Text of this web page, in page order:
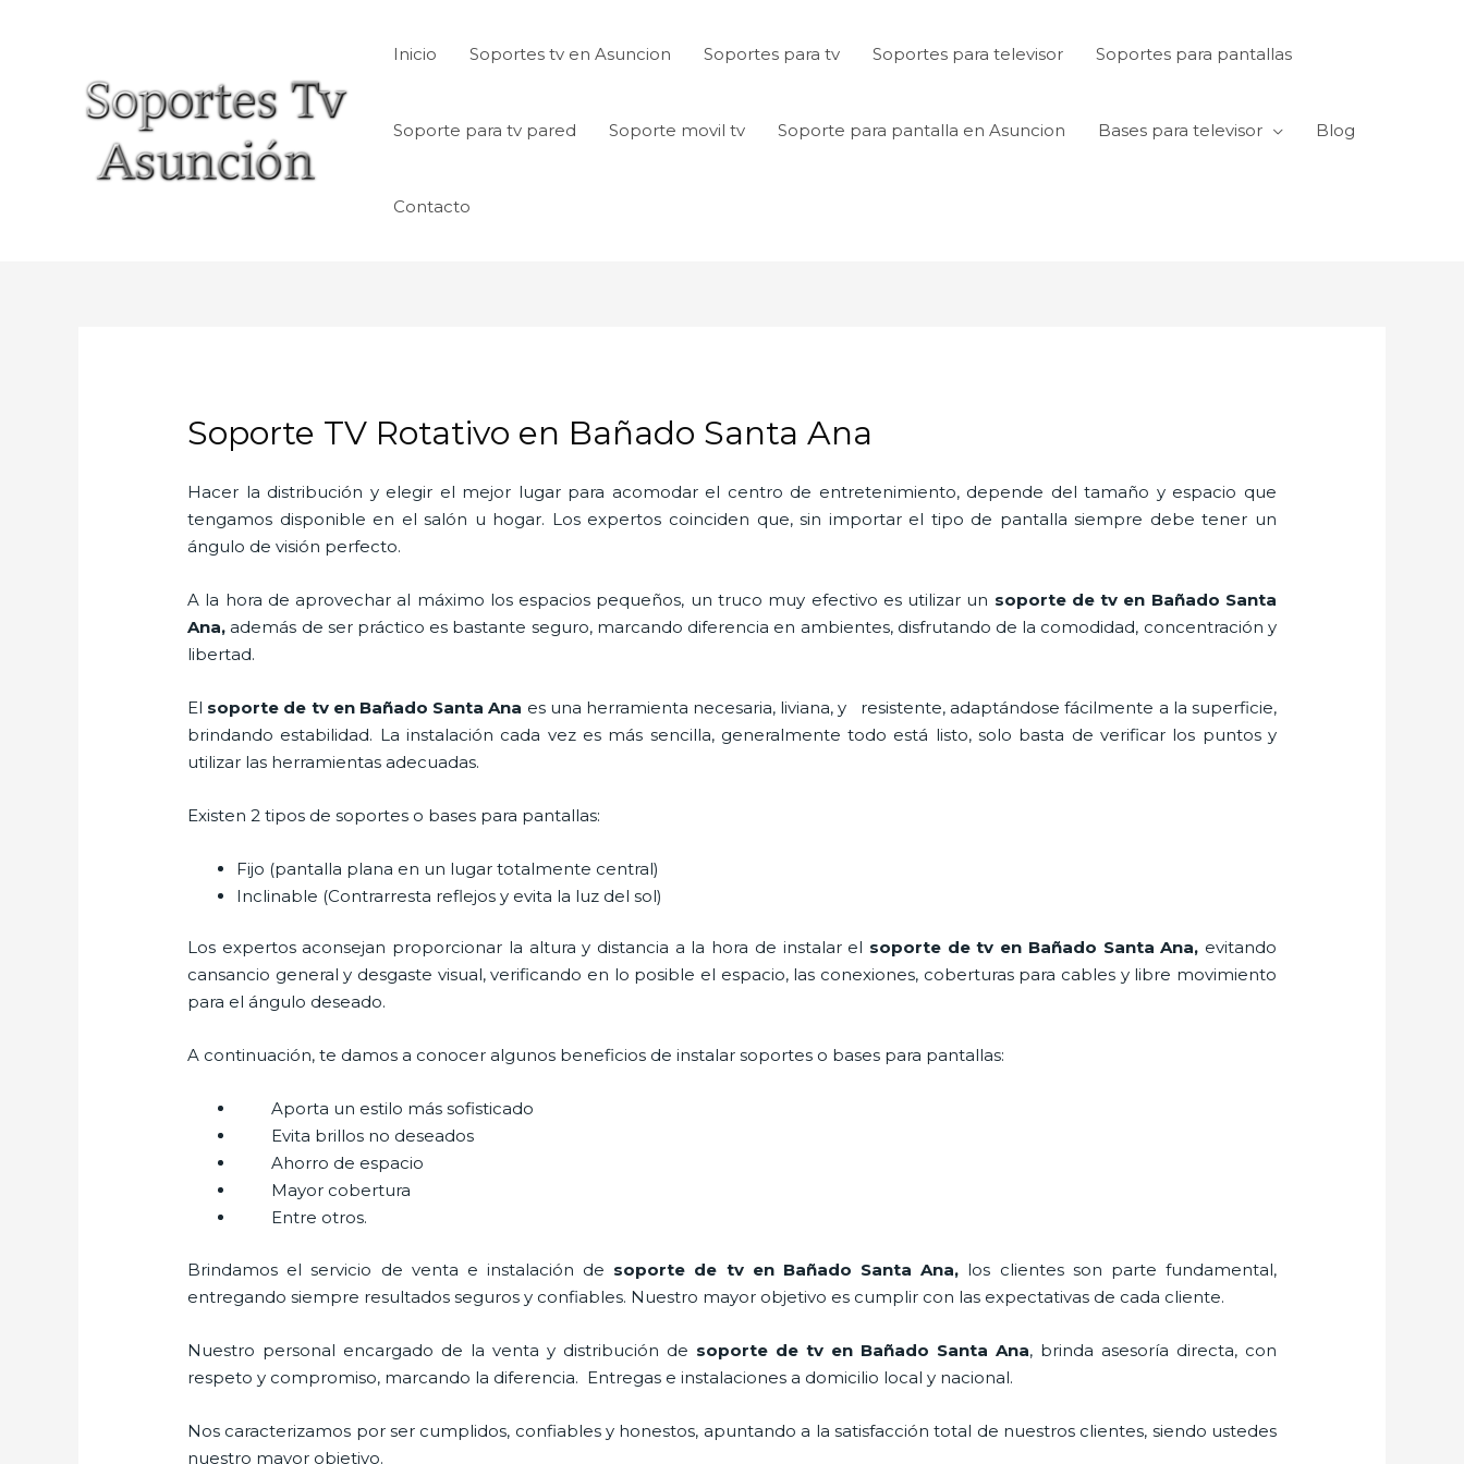
Inicio Soportes tv en Asuncion Soportes para tv Soportes para televisor Soportes para pantallas
Soporte para tv pared Soporte movil tv Soporte para pantalla en Asuncion Bases para televisor Blog
Contacto
Soporte TV Rotativo en Bañado Santa Ana
Hacer la distribución y elegir el mejor lugar para acomodar el centro de entretenimiento, depende del tamaño y espacio que
tengamos disponible en el salón u hogar. Los expertos coinciden que, sin importar el tipo de pantalla siempre debe tener un
ángulo de visión perfecto.
A la hora de aprovechar al máximo los espacios pequeños, un truco muy efectivo es utilizar un soporte de tv en Bañado Santa
Ana, además de ser práctico es bastante seguro, marcando diferencia en ambientes, disfrutando de la comodidad, concentración y
libertad.
El soporte de tv en Bañado Santa Ana es una herramienta necesaria, liviana, y resistente, adaptándose fácilmente a la superficie,
brindando estabilidad. La instalación cada vez es más sencilla, generalmente todo está listo, solo basta de verificar los puntos y
utilizar las herramientas adecuadas.
Existen 2 tipos de soportes o bases para pantallas:
Fijo (pantalla plana en un lugar totalmente central)
Inclinable (Contrarresta reflejos y evita la luz del sol)
Los expertos aconsejan proporcionar la altura y distancia a la hora de instalar el soporte de tv en Bañado Santa Ana, evitando
cansancio general y desgaste visual, verificando en lo posible el espacio, las conexiones, coberturas para cables y libre movimiento
para el ángulo deseado.
A continuación, te damos a conocer algunos beneficios de instalar soportes o bases para pantallas:
Aporta un estilo más sofisticado
Evita brillos no deseados
Ahorro de espacio
Mayor cobertura
Entre otros.
Brindamos el servicio de venta e instalación de soporte de tv en Bañado Santa Ana, los clientes son parte fundamental,
entregando siempre resultados seguros y confiables. Nuestro mayor objetivo es cumplir con las expectativas de cada cliente.
Nuestro personal encargado de la venta y distribución de soporte de tv en Bañado Santa Ana, brinda asesoría directa, con
respeto y compromiso, marcando la diferencia. Entregas e instalaciones a domicilio local y nacional.
Nos caracterizamos por ser cumplidos, confiables y honestos, apuntando a la satisfacción total de nuestros clientes, siendo ustedes
nuestro mayor objetivo.